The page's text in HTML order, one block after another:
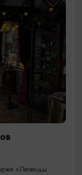
«Легенды